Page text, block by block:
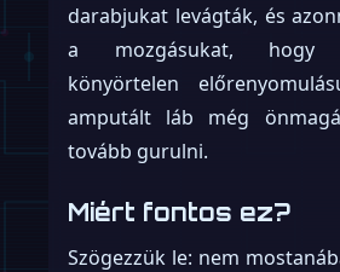
darabjukat levágták, és
a mozgásukat, hogy
könyörtelen
amputált láb még
tovább gurulni.
Miért fontos ez?
Szögezzük le: nem